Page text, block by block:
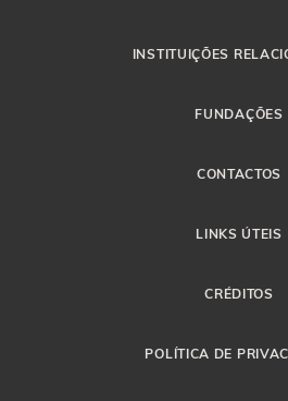
INSTITUIÇÕES
FUNDAÇÕES
CONTACTOS
LINKS ÚTEIS
CRÉDITOS
POLÍTICA DE